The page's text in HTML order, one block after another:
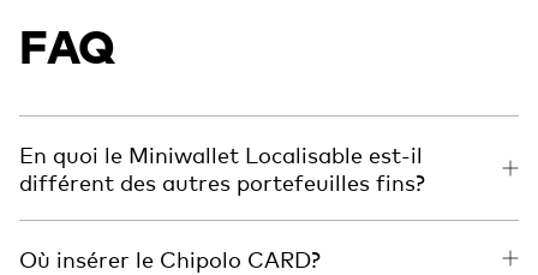
FAQ
En quoi le Miniwallet Localisable est-il
différent des autres portefeuilles fins?
Où insérer le Chipolo CARD?